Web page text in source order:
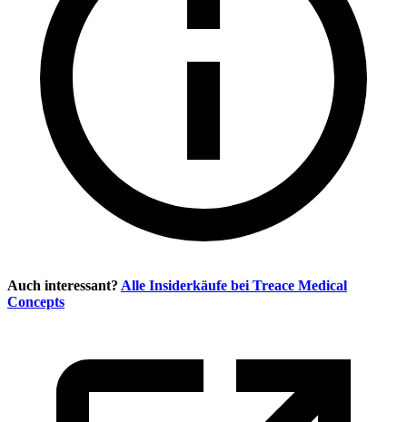
Auch interessant? Alle Insiderkäufe bei Treace Medical
Concepts